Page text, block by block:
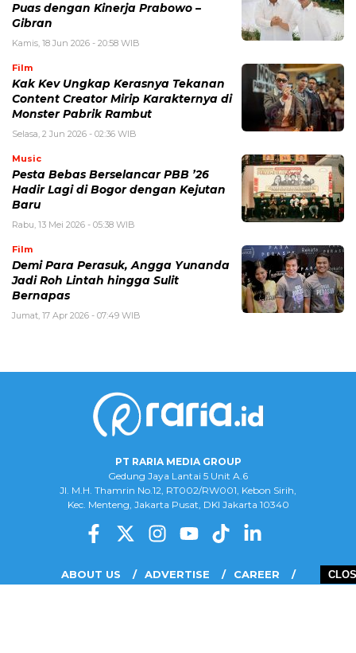
Puas dengan Kinerja Prabowo –
Gibran
Kamis, 18 Jun 2026 - 20:58 WIB
Film
Kak Kev Ungkap Kerasnya Tekanan
Content Creator Mirip Karakternya di
Monster Pabrik Rambut
Selasa, 2 Jun 2026 - 02:36 WIB
Music
Pesta Bebas Berselancar PBB ’26
Hadir Lagi di Bogor dengan Kejutan
Baru
Rabu, 13 Mei 2026 - 05:38 WIB
Film
Demi Para Perasuk, Angga Yunanda
Jadi Roh Lintah hingga Sulit
Bernapas
Jumat, 17 Apr 2026 - 07:49 WIB
PT RARIA MEDIA GROUP
Gedung Jaya Lantai 5 Unit A.6
Jl. M.H. Thamrin No.12, RT002/RW001, Kebon Sirih,
Kec. Menteng, Jakarta Pusat, DKI Jakarta 10340
ABOUT US ADVERTISE
CAREER